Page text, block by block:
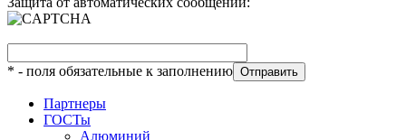
* - поля обязательные к заполнению
Партнеры
ГОСТы
Алюминий